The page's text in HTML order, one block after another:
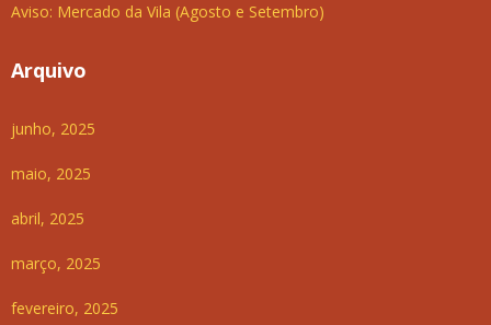
Aviso: Mercado da Vila (Agosto e Setembro)
Arquivo
junho, 2025
maio, 2025
abril, 2025
março, 2025
fevereiro, 2025